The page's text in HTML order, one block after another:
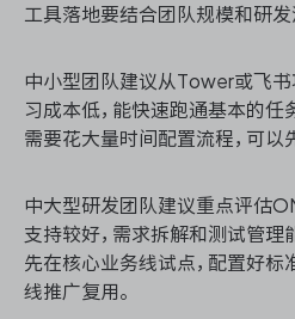
工具落地要结合团队规模和研发
中小型团队建议从Tower或飞书
习成本低，能快速跑通基本的任
需要花大量时间配置流程，可以
中大型研发团队建议重点评估
支持较好，需求拆解和测试管理
先在核心业务线试点，配置好标
线推广复用。